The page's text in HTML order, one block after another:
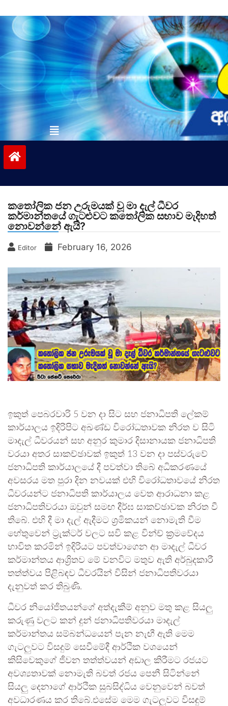
to
contentvinivida.lk
කතෝලික ජන උරුමයක් වූ මා දැල් ධීවර
කර්මාන්තයේ ගැටළුවට කතෝලික සභාව මැදිහත්
නොවන්නේ ඇයි?
Editor February 16, 2026
ඉකුත් පෙබරවාරි 5 වන දා සිට සහ ජනාධිපති ලේකම්
කාර්යාලය ඉදිරිපිට අඛණ්ඩ විරෝධතාවක නිරත ව සිටි
මාදැල් ධීවරයන් සහ අනුර කුමාර දිසානායක ජනාධිපති
වරයා අතර සාකච්ඡාවක් ඉකුත් 13 වන දා පස්වරුවේ
ජනාධිපති කාර්යාලයේ දී පවත්වා තිබේ අධිකරණයේ
අවසරය මත පුරා දින නවයක් එහි විරෝධතාවයේ නිරත
ධීවරයන්ට ජනාධිපති කාර්යාලය වෙත ආරාධනා කළ
ජනාධිපතිවරයා ඔවුන් සමඟ දීර්ඝ සාකච්ඡාවක නිරත වී
තිබේ. එහි දී මා දැල් ඇදීමට ශ්‍රමිකයන් නොමැති වීම
හේතුවෙන් ට්‍රැක්ටර් වලට සවි කළ වින්ච් ක්‍රමවේදය
භාවිත කරමින් ඉදිරියට පවත්වාගෙන ආ මාදැල් ධීවර
කර්මාන්තය ආශ්‍රිතව මේ වනවිට මතුව ඇති අර්බුදකාරී
තත්ත්වය පිළිබඳව ධීවරයින් විසින් ජනාධිපතිවරයා
දැනුවත් කර තිබුණි.
ධීවර නියෝජිතයන්ගේ අත්දැකීම් අනුව මතු කළ සියලු
කරුණු වලට කන් දුන් ජනාධිපතිවරයා මාදැල්
කර්මාන්තය සම්බන්ධයෙන් පැන නැඟී ඇති මෙම
ගැටලුවට විසදුම් සෙවීමේදී ආර්ථික වශයෙන්
කිසිවෙකුගේ ජීවන තත්ත්වයන් අඩාල කිරීමට රජයට
අවශ්‍යතාවක් නොමැති බවත් රජය පෙනී සිටින්නේ
සියලු දෙනාගේ ආර්ථික සුබසිද්ධිය වෙනුවෙන් බවත්
අවධාරණය කර තිබේ.එසේම මෙම ගැටලුවට විසඳුම්